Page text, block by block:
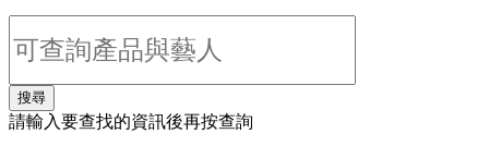
搜尋
請輸入要查找的資訊後再按查詢